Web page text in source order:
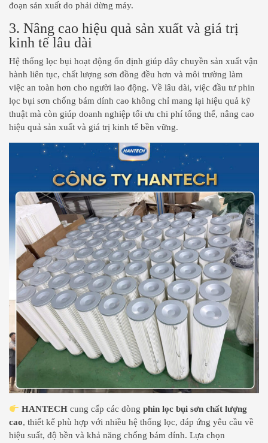
đoạn sản xuất do phải dừng máy.
3. Nâng cao hiệu quả sản xuất và giá trị
kinh tế lâu dài
Hệ thống lọc bụi hoạt động ổn định giúp dây chuyền sản xuất vận
hành liên tục, chất lượng sơn đồng đều hơn và môi trường làm
việc an toàn hơn cho người lao động. Về lâu dài, việc đầu tư phin
lọc bụi sơn chống bám dính cao không chỉ mang lại hiệu quả kỹ
thuật mà còn giúp doanh nghiệp tối ưu chi phí tổng thể, nâng cao
hiệu quả sản xuất và giá trị kinh tế bền vững.
HANTECH cung cấp các dòngphin lọc bụi sơn chất lượng
cao, thiết kế phù hợp với nhiều hệ thống lọc, đáp ứng yêu cầu về
hiệu suất, độ bền và khả năng chống bám dính. Lựa chọn